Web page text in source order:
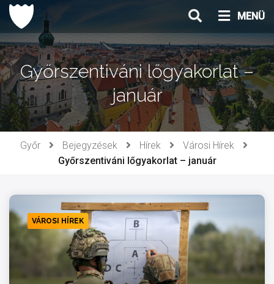
Ugrás
tartalomhoz
MENÜ
Győrszentiváni lőgyakorlat –
január
Győr Bejegyzések Hírek
Városi Hírek
Győrszentiváni lőgyakorlat – január
VÁROSI HÍREK